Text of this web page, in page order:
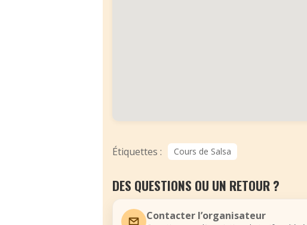
Étiquettes : Cours de Salsa
DES QUESTIONS OU UN RETOUR ?
Contacter l’organisateur